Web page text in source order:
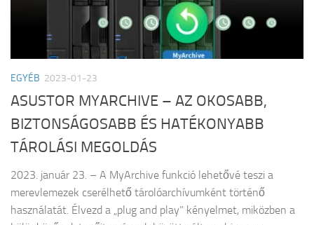
EGYÉB 2023-01-23
ASUSTOR MYARCHIVE – AZ OKOSABB,
BIZTONSÁGOSABB ÉS HATÉKONYABB
TÁROLÁSI MEGOLDÁS
2023. január 23. – A MyArchive funkció lehetővé teszi a
merevlemezek cserélhető tárolóarchívumként történő
használatát. Élvezd a „plug and play” kényelmet, miközben a